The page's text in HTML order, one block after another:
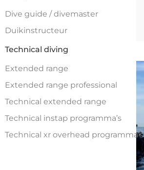
Dive guide / divemaster
Duikinstructeur
Technical diving
Extended range
Extended range professional
Technical extended range
Technical instap programma’s
Technical xr overhead programma’s